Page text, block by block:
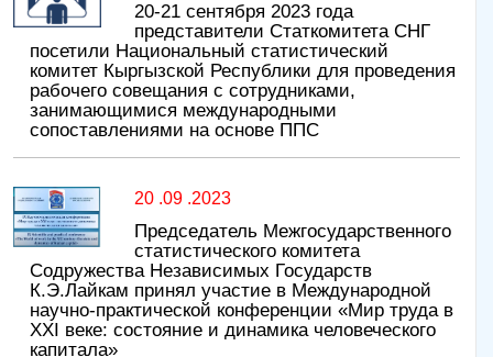
20-21 сентября 2023 года
представители Статкомитета СНГ
посетили Национальный статистический
комитет Кыргызской Республики для проведения
рабочего совещания с сотрудниками,
занимающимися международными
сопоставлениями на основе ППС
20 .09 .2023
Председатель Межгосударственного
статистического комитета
Содружества Независимых Государств
К.Э.Лайкам принял участие в Международной
научно-практической конференции «Мир труда в
XXI веке: состояние и динамика человеческого
капитала»